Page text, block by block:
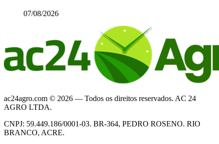
07/08/2026
ac24agro.com © 2026 — Todos os direitos reservados. AC 24
AGRO LTDA.
CNPJ: 59.449.186/0001-03. BR-364, PEDRO ROSENO. RIO
BRANCO, ACRE.